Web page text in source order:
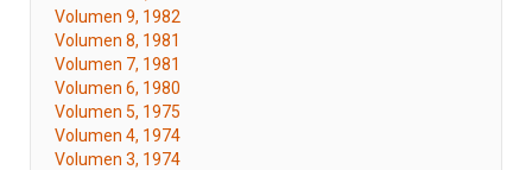
Volumen 9, 1982
Volumen 8, 1981
Volumen 7, 1981
Volumen 6, 1980
Volumen 5, 1975
Volumen 4, 1974
Volumen 3, 1974